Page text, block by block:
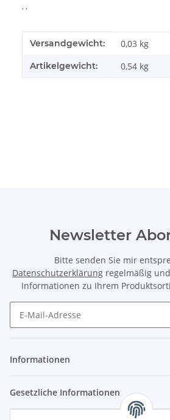
, ,
Produkteigenschaft
Wert
Versandgewicht: 0,03 kg
Artikelgewicht: 0,54 kg
Newsletter
Bitte senden Sie mir
Datenschutzerklärung regelmäßig
Informationen zu Ihrem
Informationen
Gesetzliche Informationen